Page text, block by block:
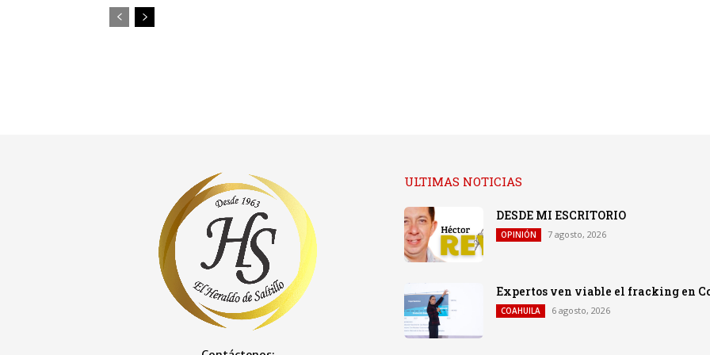
ULTIMAS NOTICIAS
DESDE MI ESCRITORIO
OPINIÓN 7 agosto, 2026
Expertos ven viable el fracking en
COAHUILA 6 agosto, 2026